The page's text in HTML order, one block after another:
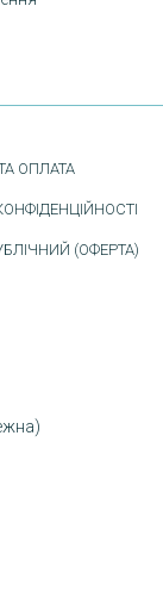
ОПЛАТА
(ОФЕРТА)